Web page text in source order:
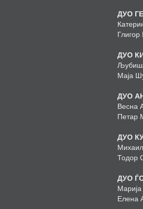
ДУО
ДУО
Маја
ДУО
Весна
Петар
ДУО
Тодор
ДУО
Елена